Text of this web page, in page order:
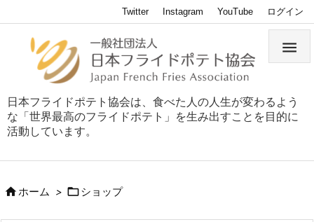
日本フライドポテト協会は、食べた人の人生が変わるよう
な「世界最高のフライドポテト」を生み出すことを目的に
活動しています。

Twitter Instagram YouTube ログイン
ホーム > ショップ